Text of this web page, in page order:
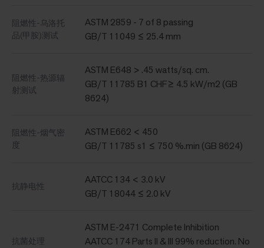
阻燃性-乌洛托
品(甲胺)测试
ASTM 2859 - 7 of 8 passing
GB/T 11049 ≤ 25.4 mm
阻燃性-热源辐
射测试
ASTM E648 > .45 watts/sq. cm.
GB/T 11785 B1 CHF≥ 4.5 kW/m2 (GB
8624)
阻燃性-烟气密
度
ASTM E662 < 450
GB/T 11785 s1 ≤ 750 %.min (GB 8624)
抗静电性
AATCC 134 < 3.0 kV
GB/T 18044 ≤ 2.0 kV
抗菌处理
ASTM E-2471 Complete Inhibition
AATCC 174 Parts II & III 99% reduction. No